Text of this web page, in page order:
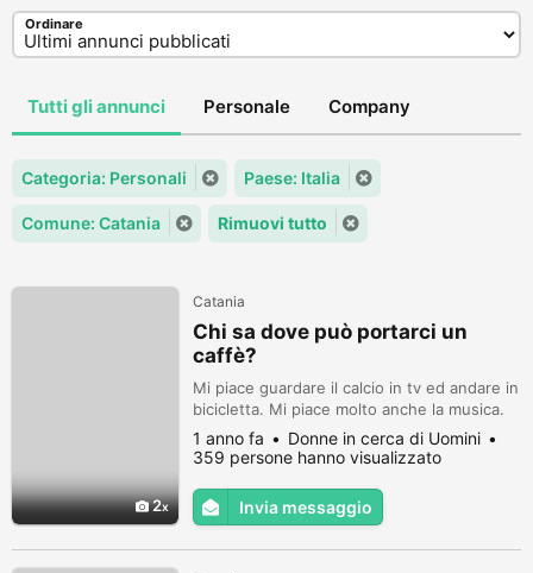
Ordinare
Tutti gli annunci Personale Company
Categoria: Personali Paese: Italia
Comune: Catania Rimuovi tutto
2
Catania
Chi sa dove può portarci un
caffè?
Mi piace guardare il calcio in tv ed andare in
bicicletta. Mi piace molto anche la musica.
1 anno fa
Donne in cerca di Uomini
359 persone hanno visualizzato
Invia messaggio